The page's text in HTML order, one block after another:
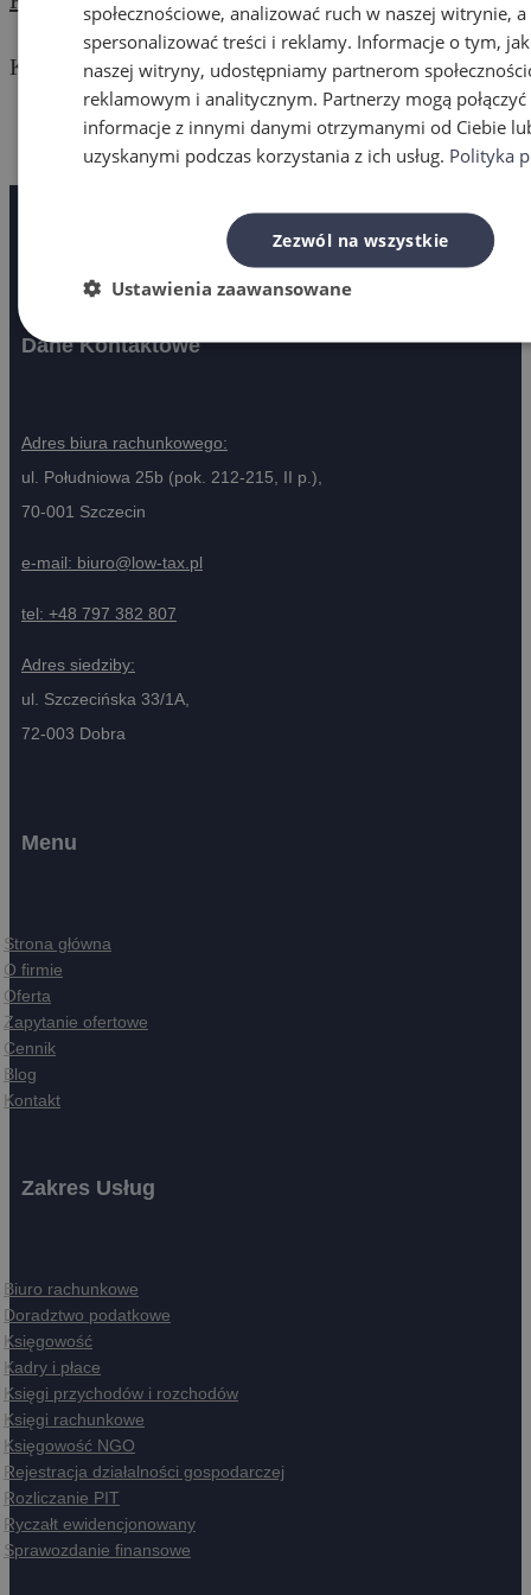
Kategorie
Aktualności
Bez kategorii
Dane Kontaktowe
Adres biura rachunkowego:
ul. Południowa 25b (pok. 212-215, II p.),
70-001 Szczecin
e-mail: biuro@low-tax.pl
tel: +48 797 382 807
Adres siedziby:
ul. Szczecińska 33/1A,
72-003 Dobra
Menu
Strona główna
O firmie
Oferta
Zapytanie ofertowe
Cennik
Blog
Kontakt
Zakres Usług
Biuro rachunkowe
Doradztwo podatkowe
Księgowość
Kadry i płace
Księgi przychodów i rozchodów
Księgi rachunkowe
Księgowość NGO
Rejestracja działalności gospodarczej
Rozliczanie PIT
Ryczałt ewidencjonowany
Sprawozdanie finansowe
społecznościowe, analizować ruch w naszej witrynie,
spersonalizować treści i reklamy. Informacje o tym,
naszej witryny, udostępniamy partnerom
reklamowym i analitycznym. Partnerzy mogą połączyć
informacje z innymi danymi otrzymanymi od Ciebie
uzyskanymi podczas korzystania z ich usług. Polityka
Zezwól na wszystkie
Ustawienia zaawansowane